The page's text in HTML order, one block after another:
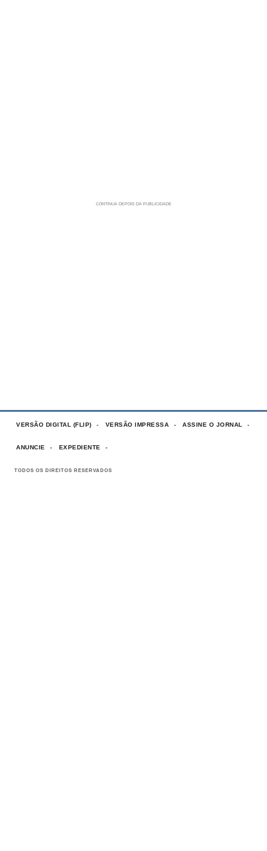
VERSÃO DIGITAL (FLIP) VERSÃO IMPRESSA ASSINE O JORNAL
ANUNCIE EXPEDIENTE
TODOS OS DIREITOS RESERVADOS